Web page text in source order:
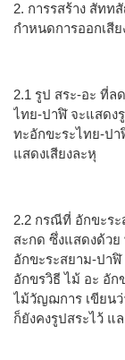
2. การรสร้าง สัท
กำหนดการออกเสีย
2.1 รูป สระ-อะ ที่ล
ไทย-ปาฬิ จะแสดง
ทะอักขะระไทย-ปา
แสดงเสียงละหุ
2.2 กรณีที่ อักขะร
สะกด ซึ่งแสดงด้ว
อักขะระสยาม-ปาฬิ
อักขรวิธี ไม้ อะ อัก
ไม้วัญฌการ เขียน
ก็ยังคงรูปสระไว้